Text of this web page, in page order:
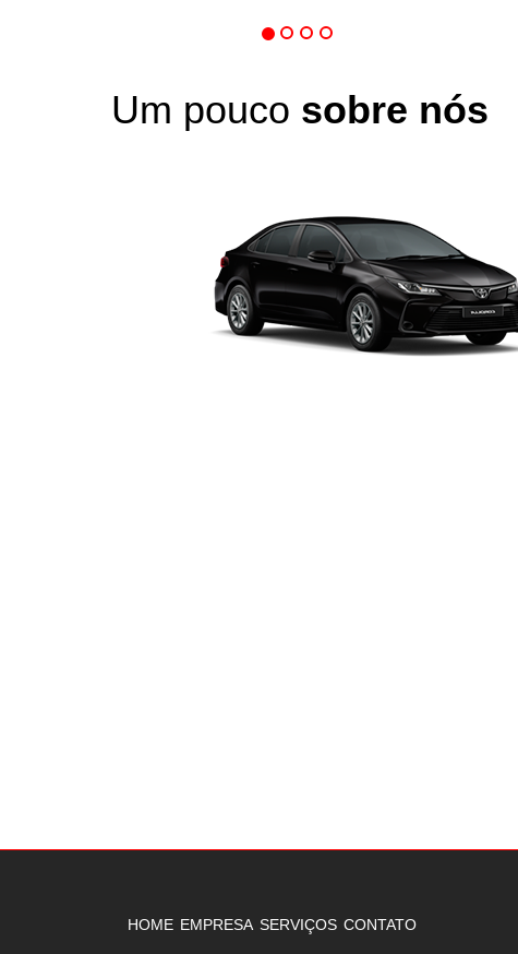
Um pouco sobre nós
HOME EMPRESA SERVIÇOS CONTATO